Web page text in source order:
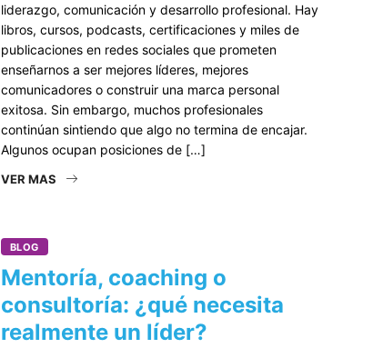
liderazgo, comunicación y desarrollo profesional. Hay
libros, cursos, podcasts, certificaciones y miles de
publicaciones en redes sociales que prometen
enseñarnos a ser mejores líderes, mejores
comunicadores o construir una marca personal
exitosa. Sin embargo, muchos profesionales
continúan sintiendo que algo no termina de encajar.
Algunos ocupan posiciones de […]
VER MAS
BLOG
Mentoría, coaching o
consultoría: ¿qué necesita
realmente un líder?